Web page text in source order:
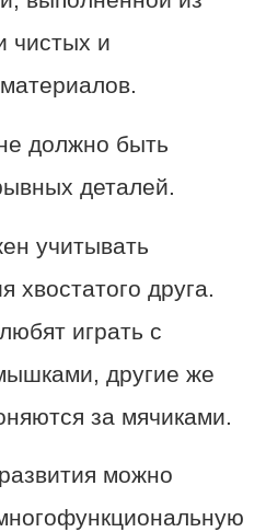
чистых и
должно быть
деталей.
учитывать
хвостатого друга.
играть с
другие же
за мячиками.
можно